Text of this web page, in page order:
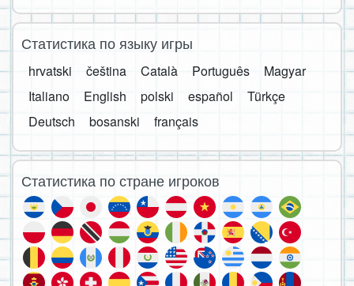
Статистика по языку игры
hrvatski čeština Català Português
Magyar
Italiano
English polski español
Türkçe
Deutsch
bosanski français
Статистика по стране игроков